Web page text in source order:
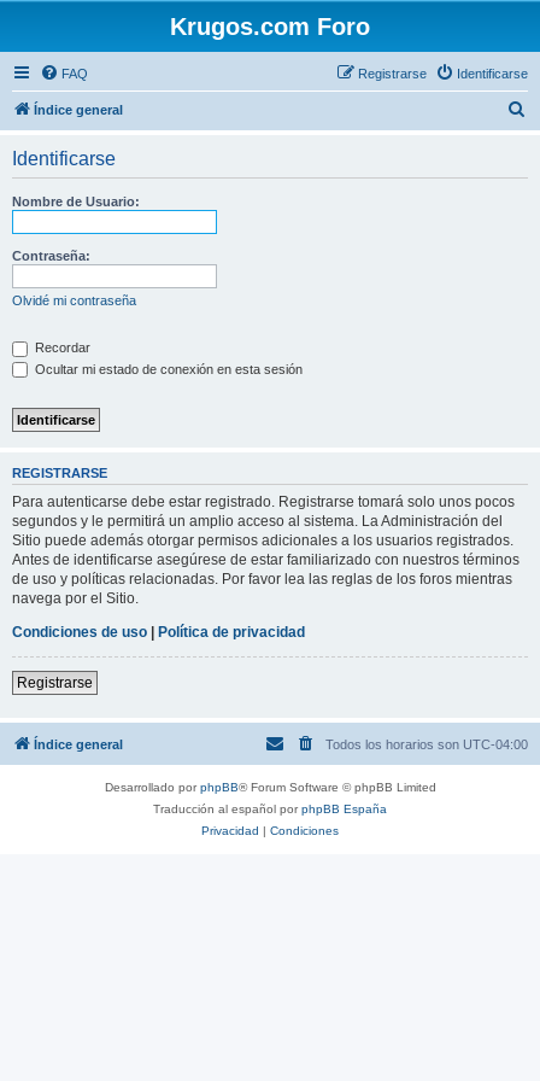
Krugos.com Foro
FAQ Identificarse
Registrarse
Índice general
Identificarse
Nombre de Usuario:
Contraseña:
Olvidé mi contraseña
Recordar
Ocultar mi estado de conexión en esta sesión
REGISTRARSE
Para autenticarse debe estar registrado. Registrarse tomará solo unos pocos
segundos y le permitirá un amplio acceso al sistema. La Administración del
Sitio puede además otorgar permisos adicionales a los usuarios registrados.
Antes de identificarse asegúrese de estar familiarizado con nuestros términos
de uso y políticas relacionadas. Por favor lea las reglas de los foros mientras
navega por el Sitio.
Condiciones de uso | Política de privacidad
Registrarse
Índice general Todos los horarios son UTC-04:00
Desarrollado porphpBB® Forum Software © phpBB Limited
Traducción al español porphpBB España
Privacidad | Condiciones